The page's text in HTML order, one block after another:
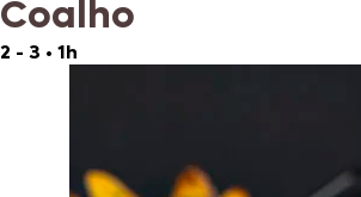
Coalho
2 - 3 • 1h